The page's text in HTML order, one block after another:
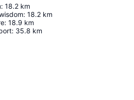
: 18.2 km
: 18.2 km
: 18.9 km
: 35.8 km